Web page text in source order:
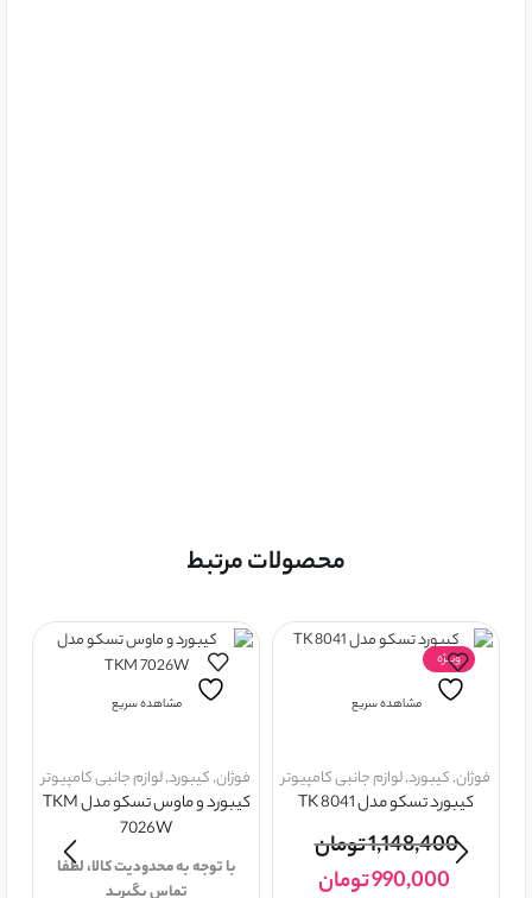
محصولات مرتبط
ویــژه
مشاهده سریع
فوژان,کيبورد,لوازم جانبی کامپیوتر
کیبورد تسکو مدل TK 8041
1,148,400تومان
990,000تومان
مشاهده سریع
فوژان,کيبورد,لوازم جانبی کامپیوتر
کیبورد و ماوس تسکو مدل TKM
7026W
با توجه به محدودیت کالا، لطفا
تماس بگیرید